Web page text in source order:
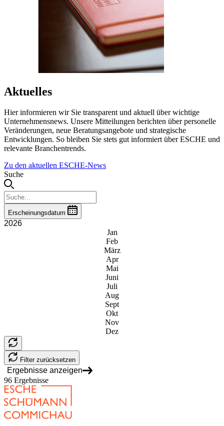
Aktuelles
Hier informieren wir Sie transparent und aktuell über wichtige
Unternehmensnews. Unsere Mitteilungen berichten über personelle
Veränderungen, neue Beratungsangebote und strategische
Entwicklungen. So bleiben Sie stets gut informiert über ESCHE und
relevante Branchentrends.
Zu den aktuellen ESCHE-News
Suche
Erscheinungsdatum
2026
Jan
Feb
März
Apr
Mai
Juni
Juli
Aug
Sept
Okt
Nov
Dez
Filter zurücksetzen
Ergebnisse anzeigen
96 Ergebnisse